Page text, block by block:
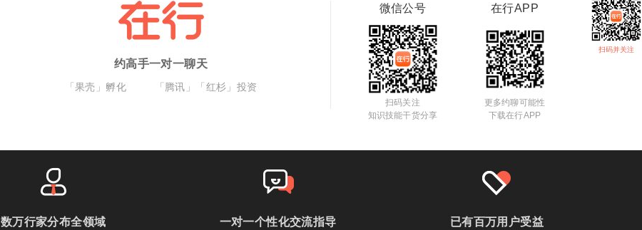
扫码并关注
约高手一对一聊天
「果壳」孵化 「腾讯」「红杉」投资
微信公号
扫码关注
知识技能干货分享
在行APP
更多约聊可能性
下载在行APP
数万行家分布全领域 一对一个性化交流指导 已有百万用户受益